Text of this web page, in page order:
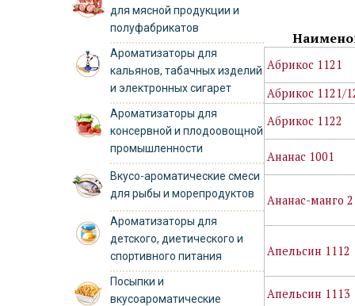
для мясной продукции и
полуфабрикатов
Ароматизаторы для
кальянов, табачных изделий
и электронных сигарет
Ароматизаторы для
консервной и плодоовощной
промышленности
Вкусо-ароматические смеси
для рыбы и морепродуктов
Ароматизаторы для
детского, диетического и
спортивного питания
Посыпки и
вкусоароматические
Абрикос 1121
Абрикос 1121/
Абрикос 1122
Ананас 1001
Ананас-манго
Апельсин 1112
Апельсин 1113